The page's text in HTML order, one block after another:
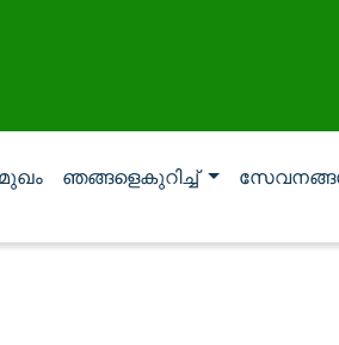
ഞങ്ങളെകുറിച്ച്